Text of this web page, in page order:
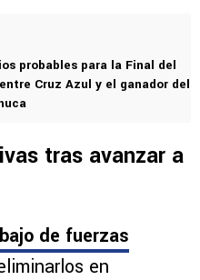
probables para la Final del
Cruz Azul y el ganador del
tras avanzar a
de fuerzas
en